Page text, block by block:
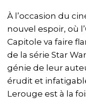
À l’occasion du
nouvel espoir, où
Capitole va faire
de la série Star
génie de leur
érudit et
Lerouge est à la